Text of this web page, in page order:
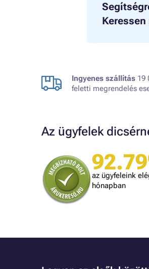
Ingyenes szállítás 19
feletti megrendelés
Az ügyfelek
az ügyfeleink
hónapban
A bolt vásárlója
Minden úgy történt
gy kéne minden